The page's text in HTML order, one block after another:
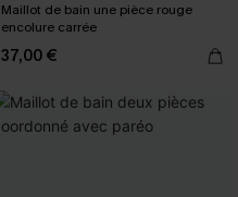
Maillot de bain une pièce rouge
encolure carrée
37,00 €